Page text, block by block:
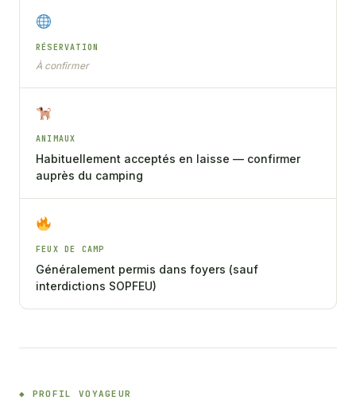
RÉSERVATION
À confirmer
ANIMAUX
Habituellement acceptés en laisse — confirmer
auprès du camping
FEUX DE CAMP
Généralement permis dans foyers (sauf
interdictions SOPFEU)
PROFIL VOYAGEUR